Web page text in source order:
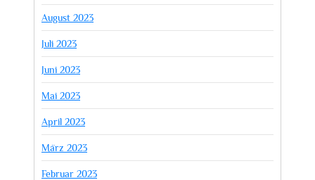
August 2023
Juli 2023
Juni 2023
Mai 2023
April 2023
März 2023
Februar 2023